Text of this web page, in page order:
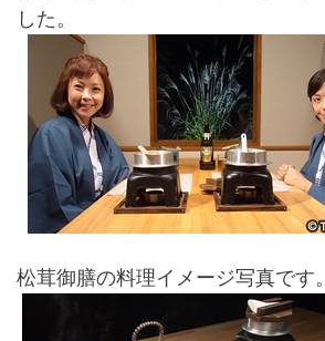
した。
松茸御膳の料理イメージ写真です。